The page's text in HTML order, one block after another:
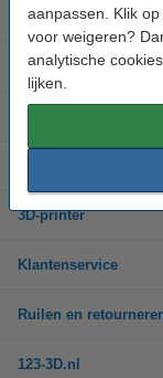
aanpassen. Klik
voor weigeren?
analytische
lijken.
3D printer
Filament 3D printer
3D-printer
Klantenservice
Ruilen en
123-3D.nl